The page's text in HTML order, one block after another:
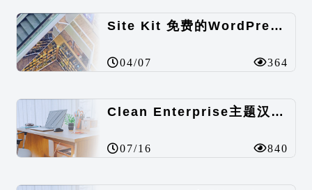
Site Kit 免费的WordPress数据统计插件
04/07 364
Clean Enterprise主题汉化包
07/16 840